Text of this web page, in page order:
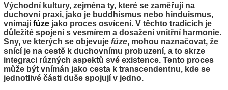
Východní kultury, zejména ty, které se zaměřují na
duchovní praxi, jako je buddhismus nebo hinduismus,
vnímají fúze jako proces osvícení. V těchto tradicích je
důležité spojení s vesmírem a dosažení vnitřní harmonie.
Sny, ve kterých se objevuje fúze, mohou naznačovat, že
snící je na cestě k duchovnímu probuzení, a to skrze
integraci různých aspektů své existence. Tento proces
může být vnímán jako cesta k transcendentnu, kde se
jednotlivé části duše spojují v jedno.